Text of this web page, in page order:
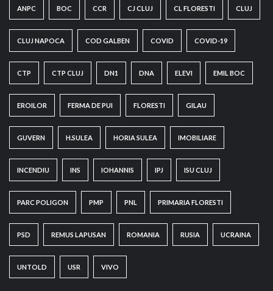
ANPC BOC CCR CJ CLUJ CL FLORESTI CLUJ
CLUJ NAPOCA COD GALBEN COVID COVID-19
CTP CTP CLUJ DN1 DNA ELEVI EMIL BOC
EROILOR FERMA DE PUI FLORESTI GILAU
GUVERN H.SULEA HORIA SULEA IMOBILIARE
INCENDIU INS IOHANNIS IPJ ISU CLUJ
PARC POLIGON PMP PNL PRIMARIA FLORESTI
PSD REMUS LAPUSAN ROMANIA RUSIA UCRAINA
UNTOLD USR VIVO